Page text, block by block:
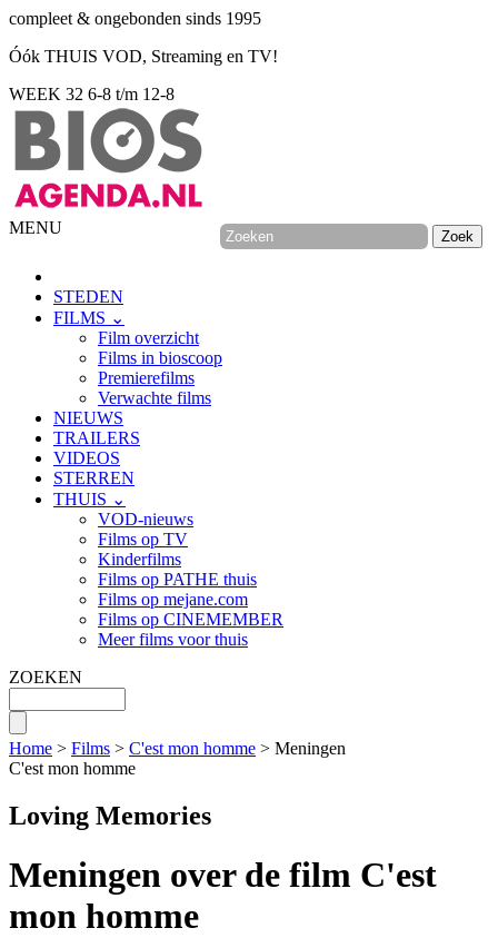
compleet & ongebonden sinds 1995
Óók THUIS VOD, Streaming en TV!
WEEK 32 6-8 t/m 12-8
MENU
STEDEN
FILMS ⌄
Film overzicht
Films in bioscoop
Premierefilms
Verwachte films
NIEUWS
TRAILERS
VIDEOS
STERREN
THUIS ⌄
VOD-nieuws
Films op TV
Kinderfilms
Films op PATHE thuis
Films op mejane.com
Films op CINEMEMBER
Meer films voor thuis
ZOEKEN
Home > Films > C'est mon homme > Meningen
C'est mon homme
Loving Memories
Meningen over de film C'est
mon homme